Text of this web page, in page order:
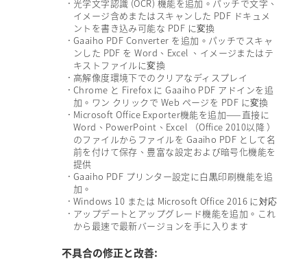
• 光学文字認識 (OCR) 機能を追加。パッチで文字、
イメージ含めまたはスキャンした PDF ドキュメ
ントを書き込み可能な PDF に変換
• Gaaiho PDF Converter を追加。パッチでスキャ
ンした PDF を Word、Excel 、イメージまたはテ
キストファイルに変換
• 高解像度環境下でのクリアなディスプレイ
• Chrome と Firefox に Gaaiho PDF アドインを追
加。ワン クリックで Web ページを PDF に変換
• Microsoft Office Exporter機能を追加——直接に
Word、PowerPoint、Excel （Office 2010以降 ）
のファイルからファイルを Gaaiho PDF として名
前を付けて保存、豊富な設定および暗号化機能を
提供
• Gaaiho PDF プリンター設定に白黒印刷機能を追
加。
• Windows 10 または Microsoft Office 2016 に対応
• アップデートとアップグレード機能を追加。これ
から最速で最新バージョンを手に入ります
不具合の修正と改善: